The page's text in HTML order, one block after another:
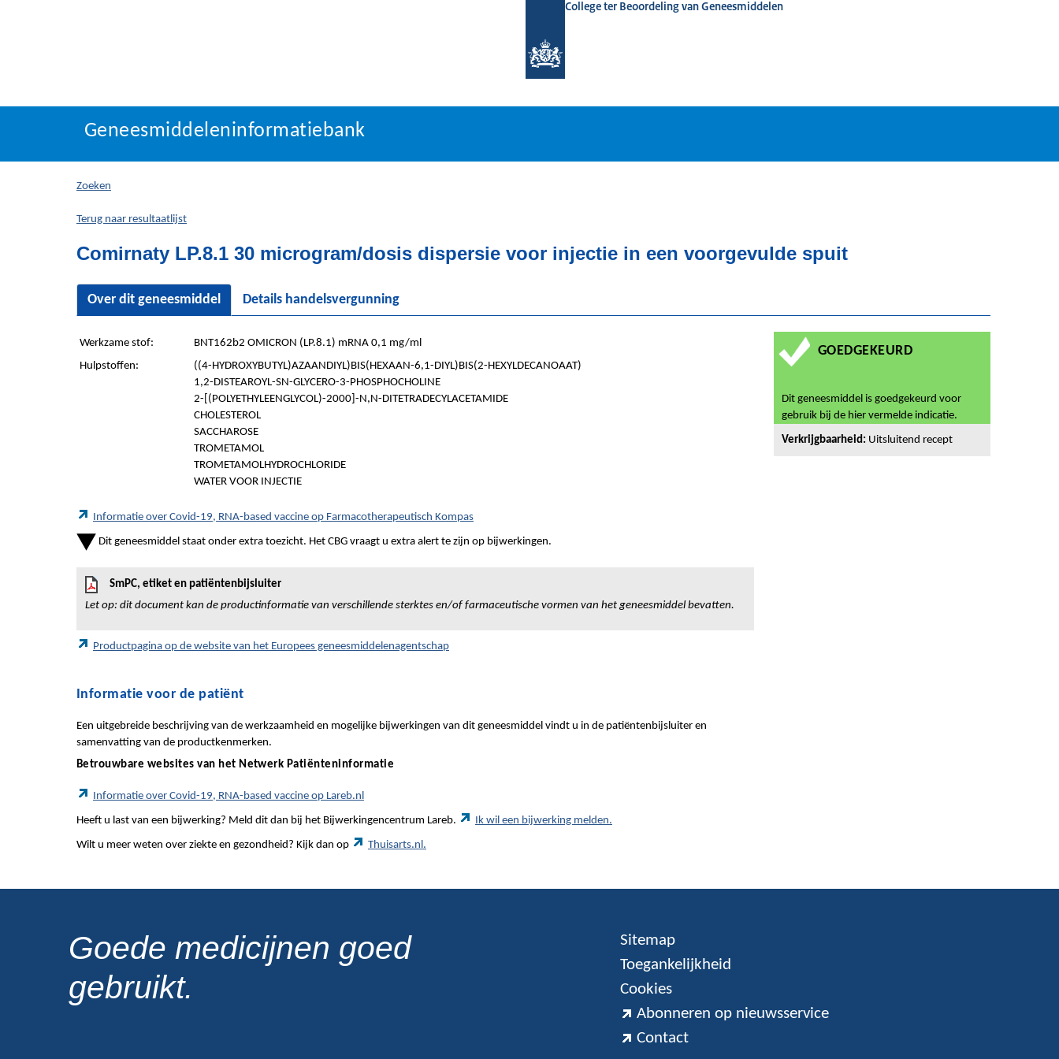
College ter Beoordeling van Geneesmiddelen
Geneesmiddeleninformatiebank
U
hier:
Geneesmiddeleninformatiebank
Zoeken
Terug naar resultaatlijst
Comirnaty LP.8.1 30 microgram/dosis dispersie voor injectie in een voorgevulde spuit
Over dit geneesmiddel Details handelsvergunning
Werkzame stof:
BNT162b2 OMICRON (LP.8.1) mRNA 0,1 mg/ml
Hulpstoffen:
((4-HYDROXYBUTYL)AZAANDIYL)BIS(HEXAAN-6,1-DIYL)BIS(2-HEXYLDECANOAAT)
1,2-DISTEAROYL-SN-GLYCERO-3-PHOSPHOCHOLINE
2-[(POLYETHYLEENGLYCOL)-2000]-N,N-DITETRADECYLACETAMIDE
CHOLESTEROL
SACCHAROSE
TROMETAMOL
TROMETAMOLHYDROCHLORIDE
WATER VOOR INJECTIE
Informatie over Covid-19, RNA-based vaccine op Farmacotherapeutisch Kompas
Dit geneesmiddel staat onder extra toezicht. Het CBG vraagt u extra alert te zijn op bijwerkingen.
SmPC, etiket en patiëntenbijsluiter
Let op: dit document kan de productinformatie van verschillende sterktes en/of farmaceutische vormen van het geneesmiddel bevatten.
Productpagina op de website van het Europees geneesmiddelenagentschap
Informatie voor de patiënt
Een uitgebreide beschrijving van de werkzaamheid en mogelijke bijwerkingen van dit geneesmiddel vindt u in de patiëntenbijsluiter en
samenvatting van de productkenmerken.
Betrouwbare websites van het Netwerk Patiënteninformatie
Informatie over Covid-19, RNA-based vaccine op Lareb.nl
Heeft u last van een bijwerking? Meld dit dan bij het Bijwerkingencentrum Lareb. Ik wil een bijwerking melden.
Wilt u meer weten over ziekte en gezondheid? Kijk dan op Thuisarts.nl.
GOEDGEKEURD
Dit geneesmiddel is goedgekeurd voor
gebruik bij de hier vermelde indicatie.
Verkrijgbaarheid: Uitsluitend recept
Goede medicijnen goed
gebruikt.
Sitemap
Toegankelijkheid
Cookies
Abonneren op nieuwsservice
Contact